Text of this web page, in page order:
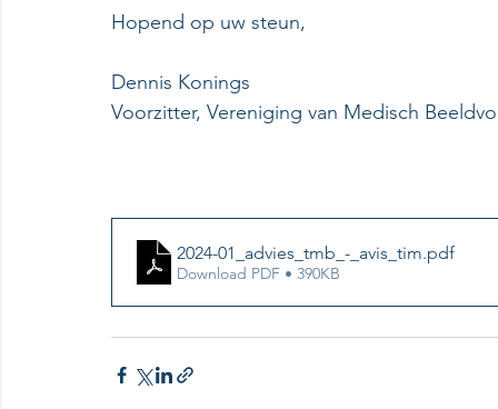
Hopend op uw steun,
Dennis Konings
Voorzitter, Vereniging van Medisch
2024-01_advies_tmb_-_avis_tim.pdf
Download PDF • 390KB